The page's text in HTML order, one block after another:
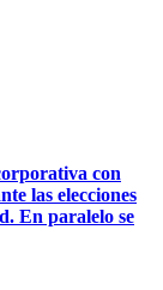
con
las elecciones
En paralelo se